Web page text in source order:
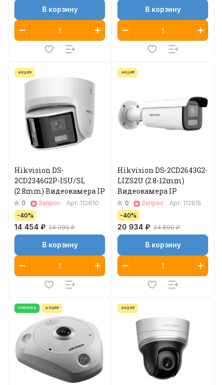
В корзину В корзину
АКЦИЯ
Hikvision DS-
2CD2346G2P-ISU/SL
(2.8mm) Видеокамера IP
0 Запрос Арт. 112610
-40%
14 454 ₽ 24 090 ₽
В корзину
АКЦИЯ
Hikvision DS-2CD2643G2-
LIZS2U (2.8-12mm)
Видеокамера IP
0 Запрос Арт. 112615
-40%
20 934 ₽ 34 890 ₽
В корзину
НОВИНКА АКЦИЯ АКЦИЯ